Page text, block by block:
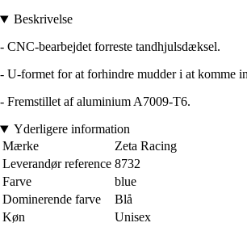
Beskrivelse
- CNC-bearbejdet forreste tandhjulsdæksel.
- U-formet for at forhindre mudder i at komme
- Fremstillet af aluminium A7009-T6.
Yderligere information
Mærke
Zeta Racing
Leverandør reference 8732
Farve
blue
Dominerende farve
Blå
Køn
Unisex